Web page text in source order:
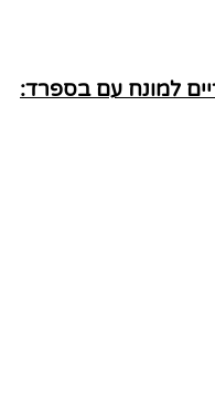
למונח עם בספרד: